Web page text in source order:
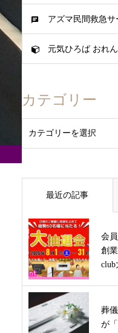
アズマ民間救急サ
元気ひろば おれ
カテゴリー
最近の記事
会
創
葬
が